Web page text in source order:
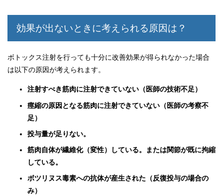
効果が出ないときに考えられる原因は？
ボトックス注射を行っても十分に改善効果が得られなかった場合
は以下の原因が考えられます。
注射すべき筋肉に注射できていない（医師の技術不足）
痙縮の原因となる筋肉に注射できていない（医師の考察不
足）
投与量が足りない。
筋肉自体が繊維化（変性）している。または関節が既に拘縮
している。
ボツリヌス毒素への抗体が産生された（反復投与の場合の
み）